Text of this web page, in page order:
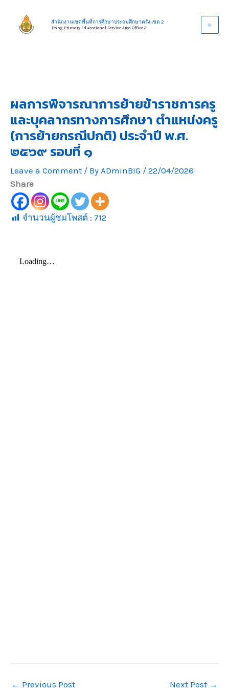
content
สำนักงานเขตพื้นที่การศึกษาประถมศึกษาตรัง เขต 2
Trang Primary Educational Service Area Office 2
ผลการพิจารณาการย้ายข้าราชการครู
และบุคลากรทางการศึกษา ตำแหน่งครู
(การย้ายกรณีปกติ) ประจำปี พ.ศ.
๒๕๖๙ รอบที่ ๑
Leave a Comment / By ADminBIG / 22/04/2026
Share
จำนวนผู้ชมโพสต์ : 712
← Previous Post Next Post →